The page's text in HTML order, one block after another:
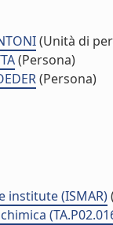
(Unità di
(Persona)
(Persona)
institute (ISMAR)